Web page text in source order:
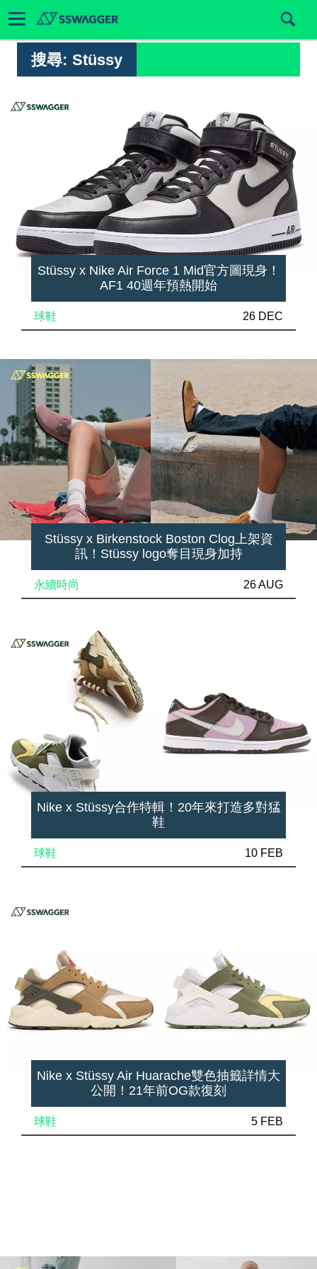
搜尋: Stüssy
Stüssy x Nike Air Force 1 Mid官方圖現身！
AF1 40週年預熱開始
球鞋 26 DEC
Stüssy x Birkenstock Boston Clog上架資
訊！Stüssy logo奪目現身加持
永續時尚 26 AUG
Nike x Stüssy合作特輯！20年來打造多對猛
鞋
球鞋 10 FEB
Nike x Stüssy Air Huarache雙色抽籤詳情大
公開！21年前OG款復刻
球鞋 5 FEB